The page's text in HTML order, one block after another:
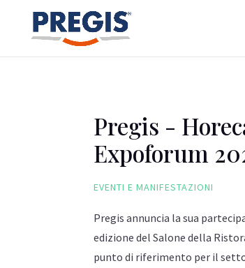
Pregis -
Expoforum
EVENTI E MANIFESTAZIONI
Pregis annuncia la sua
edizione del Salone della
punto di riferimento per il